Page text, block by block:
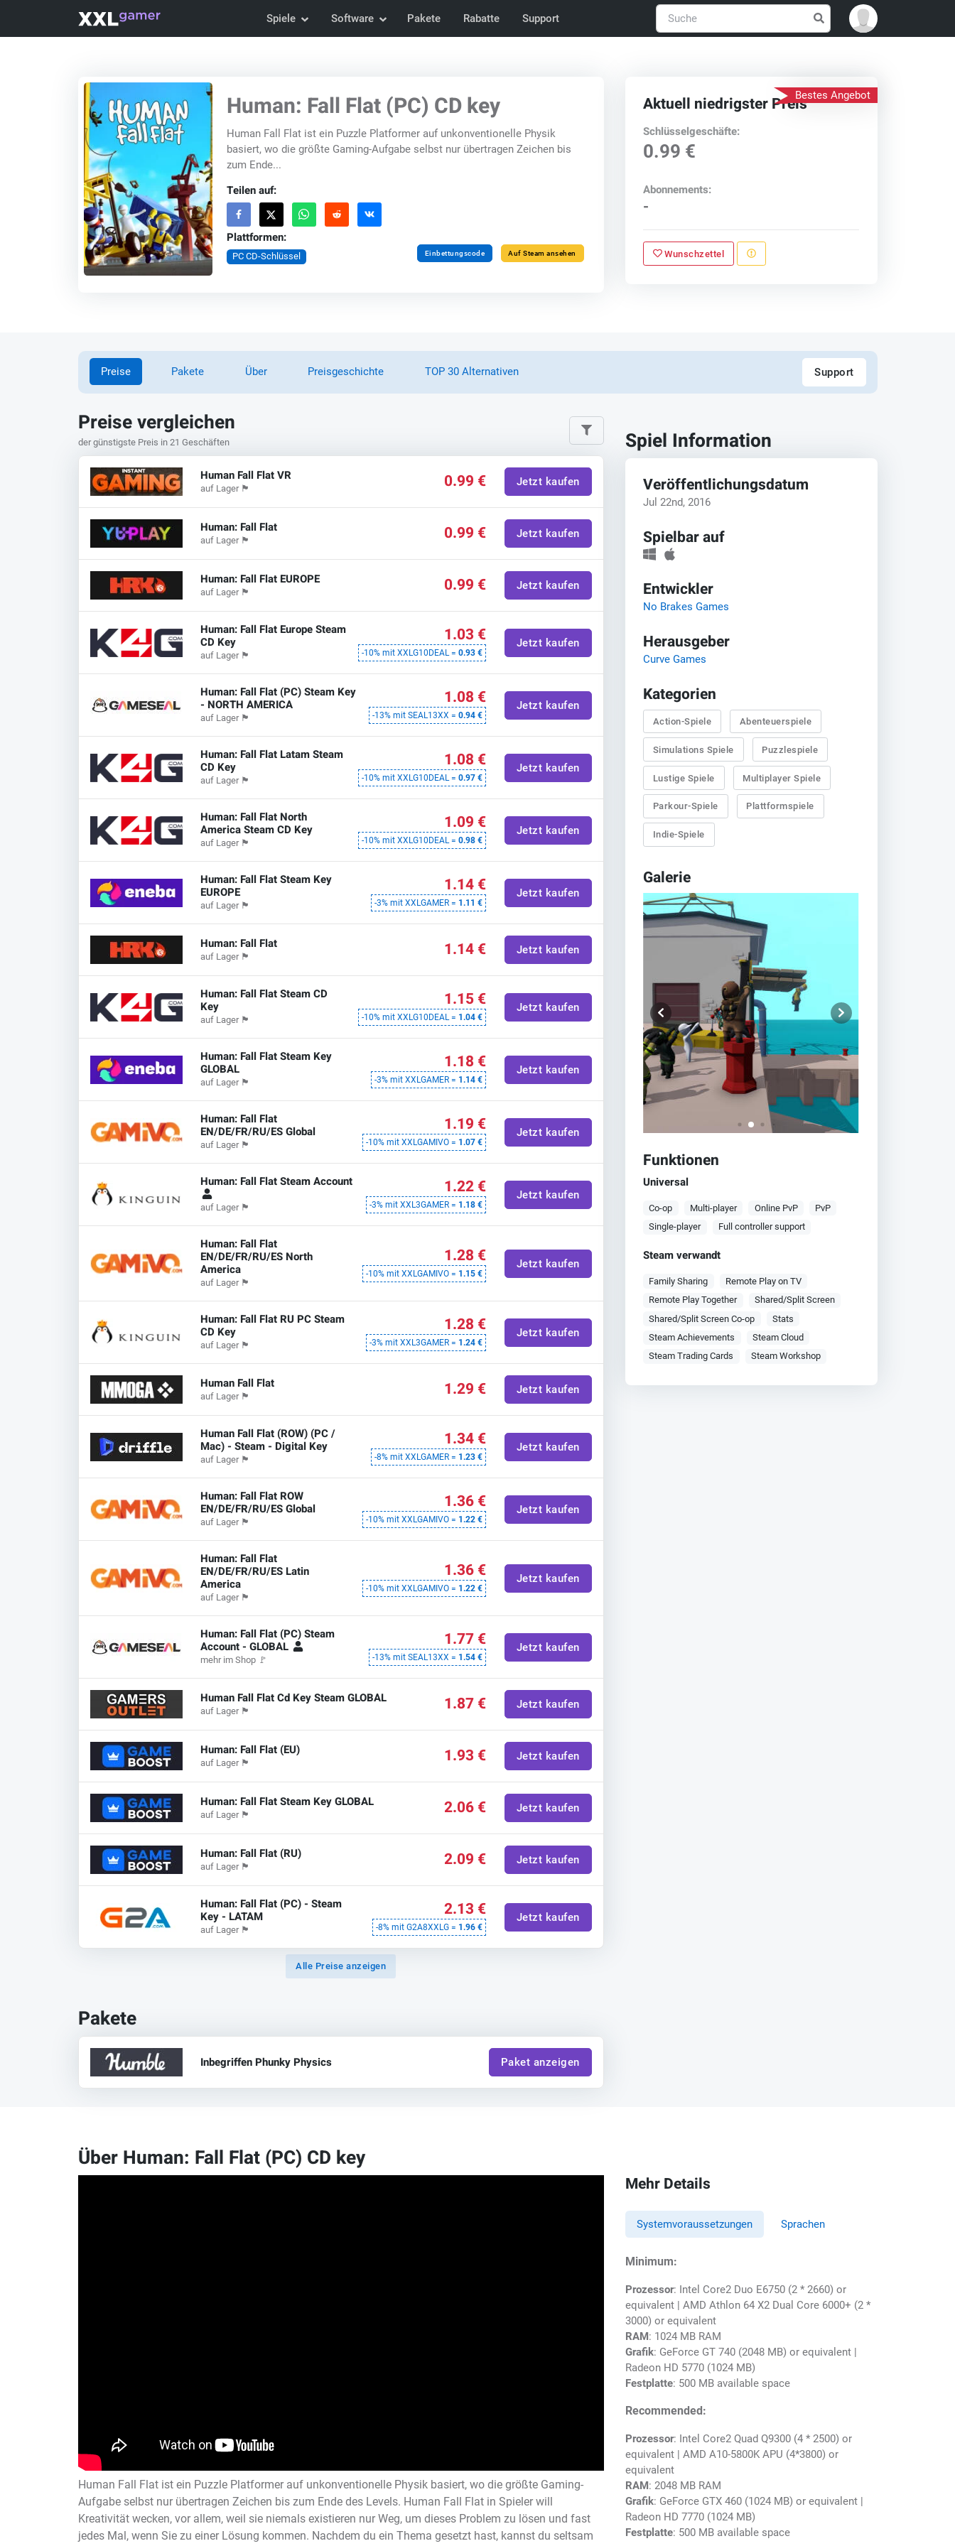
Spiele Software Pakete Rabatte Support
Human: Fall Flat (PC) CD key
Human Fall Flat ist ein Puzzle Platformer auf unkonventionelle Physik
basiert, wo die größte Gaming-Aufgabe selbst nur übertragen Zeichen bis
zum Ende...
Teilen auf:
Plattformen:
PC CD-Schlüssel Einbettungscode Auf Steam ansehen
Bestes Angebot
Aktuell niedrigster Preis
Schlüsselgeschäfte:
0.99 €
Abonnements:
-
Wunschzettel
Preise Pakete Über Preisgeschichte TOP 30 Alternativen Support
Preise vergleichen
der günstigste Preis in 21 Geschäften
Human Fall Flat VR
auf Lager 🏴 0.99 € Jetzt kaufen
Human: Fall Flat
auf Lager 🏴 0.99 € Jetzt kaufen
Human: Fall Flat EUROPE
auf Lager 🏴 0.99 € Jetzt kaufen
Human: Fall Flat Europe Steam
CD Key
auf Lager 🏴
1.03 €
-10% mit XXLG10DEAL = 0.93 €
Jetzt kaufen
Human: Fall Flat (PC) Steam Key
- NORTH AMERICA
auf Lager 🏴
1.08 €
-13% mit SEAL13XX = 0.94 €
Jetzt kaufen
Human: Fall Flat Latam Steam
CD Key
auf Lager 🏴
1.08 €
-10% mit XXLG10DEAL = 0.97 €
Jetzt kaufen
Human: Fall Flat North
America Steam CD Key
auf Lager 🏴
1.09 €
-10% mit XXLG10DEAL = 0.98 €
Jetzt kaufen
Human: Fall Flat Steam Key
EUROPE
auf Lager 🏴
1.14 €
-3% mit XXLGAMER = 1.11 €
Jetzt kaufen
Human: Fall Flat
auf Lager 🏴 1.14 € Jetzt kaufen
Human: Fall Flat Steam CD
Key
auf Lager 🏴
1.15 €
-10% mit XXLG10DEAL = 1.04 €
Jetzt kaufen
Human: Fall Flat Steam Key
GLOBAL
auf Lager 🏴
1.18 €
-3% mit XXLGAMER = 1.14 €
Jetzt kaufen
Human: Fall Flat
EN/DE/FR/RU/ES Global
auf Lager 🏴
1.19 €
-10% mit XXLGAMIVO = 1.07 €
Jetzt kaufen
Human: Fall Flat Steam Account
auf Lager 🏴
1.22 €
-3% mit XXL3GAMER = 1.18 €
Jetzt kaufen
Human: Fall Flat
EN/DE/FR/RU/ES North
America
auf Lager 🏴
1.28 €
-10% mit XXLGAMIVO = 1.15 €
Jetzt kaufen
Human: Fall Flat RU PC Steam
CD Key
auf Lager 🏴
1.28 €
-3% mit XXL3GAMER = 1.24 €
Jetzt kaufen
Human Fall Flat
auf Lager 🏴 1.29 € Jetzt kaufen
Human Fall Flat (ROW) (PC /
Mac) - Steam - Digital Key
auf Lager 🏴
1.34 €
-8% mit XXLGAMER = 1.23 €
Jetzt kaufen
Human: Fall Flat ROW
EN/DE/FR/RU/ES Global
auf Lager 🏴
1.36 €
-10% mit XXLGAMIVO = 1.22 €
Jetzt kaufen
Human: Fall Flat
EN/DE/FR/RU/ES Latin
America
auf Lager 🏴
1.36 €
-10% mit XXLGAMIVO = 1.22 €
Jetzt kaufen
Human: Fall Flat (PC) Steam
Account - GLOBAL
mehr im Shop 🚩
1.77 €
-13% mit SEAL13XX = 1.54 €
Jetzt kaufen
Human Fall Flat Cd Key Steam GLOBAL
auf Lager 🏴 1.87 € Jetzt kaufen
Human: Fall Flat (EU)
auf Lager 🏴 1.93 € Jetzt kaufen
Human: Fall Flat Steam Key GLOBAL
auf Lager 🏴 2.06 € Jetzt kaufen
Human: Fall Flat (RU)
auf Lager 🏴 2.09 € Jetzt kaufen
Human: Fall Flat (PC) - Steam
Key - LATAM
auf Lager 🏴
2.13 €
-8% mit G2A8XXLG = 1.96 €
Jetzt kaufen
Alle Preise anzeigen
Pakete
Inbegriffen Phunky Physics Paket anzeigen
Spiel Information
Veröffentlichungsdatum
Jul 22nd, 2016
Spielbar auf
Entwickler
No Brakes Games
Herausgeber
Curve Games
Kategorien
Action-Spiele Abenteuerspiele
Simulations Spiele Puzzlespiele
Lustige Spiele Multiplayer Spiele
Parkour-Spiele Plattformspiele
Indie-Spiele
Galerie
Funktionen
Universal
Co-op Multi-player Online PvP
PvP
Single-player
Full controller support
Steam verwandt
Family Sharing
Remote Play on TV
Remote Play Together
Shared/Split Screen
Shared/Split Screen Co-op
Stats
Steam Achievements
Steam Cloud
Steam Trading Cards
Steam Workshop
Über Human: Fall Flat (PC) CD key
Human Fall Flat ist ein Puzzle Platformer auf unkonventionelle Physik basiert, wo die größte Gaming-
Aufgabe selbst nur übertragen Zeichen bis zum Ende des Levels. Human Fall Flat in Spieler will
Kreativität wecken, vor allem, weil sie niemals existieren nur Weg, um dieses Problem zu lösen und fast
jedes Mal, wenn Sie zu einer Lösung kommen. Nachdem du ein Thema gesetzt hast, kannst du seltsam
Mehr Details
Systemvoraussetzungen Sprachen
Minimum:
Prozessor: Intel Core2 Duo E6750 (2 * 2660) or
equivalent | AMD Athlon 64 X2 Dual Core 6000+ (2 *
3000) or equivalent
RAM: 1024 MB RAM
Grafik: GeForce GT 740 (2048 MB) or equivalent |
Radeon HD 5770 (1024 MB)
Festplatte: 500 MB available space
Recommended:
Prozessor: Intel Core2 Quad Q9300 (4 * 2500) or
equivalent | AMD A10-5800K APU (4*3800) or
equivalent
RAM: 2048 MB RAM
Grafik: GeForce GTX 460 (1024 MB) or equivalent |
Radeon HD 7770 (1024 MB)
Festplatte: 500 MB available space